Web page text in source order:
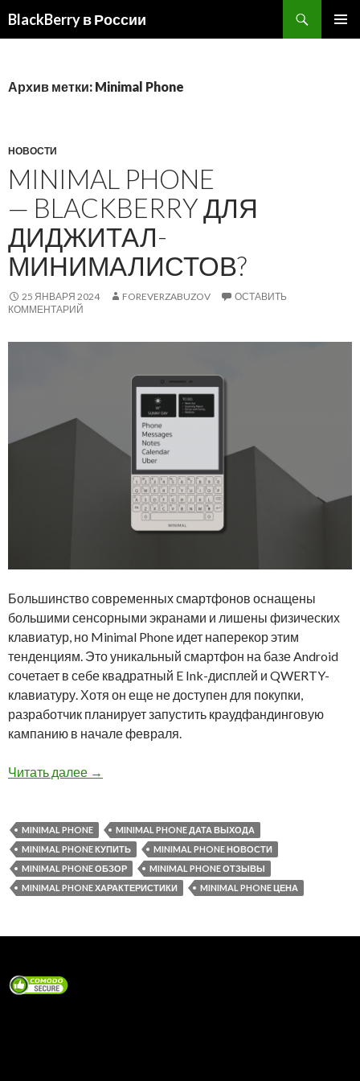
BlackBerry в России
Архив метки: Minimal Phone
НОВОСТИ
MINIMAL PHONE
— BLACKBERRY ДЛЯ
ДИДЖИТАЛ-
МИНИМАЛИСТОВ?
25 ЯНВАРЯ 2024 FOREVERZABUZOV
ОСТАВИТЬ
КОММЕНТАРИЙ
Большинство современных смартфонов оснащены
большими сенсорными экранами и лишены физических
клавиатур, но Minimal Phone идет наперекор этим
тенденциям. Это уникальный смартфон на базе Android
сочетает в себе квадратный E Ink-дисплей и QWERTY-
клавиатуру. Хотя он еще не доступен для покупки,
разработчик планирует запустить краудфандинговую
кампанию в начале февраля.
Читать далее Minimal Phone — Blackberry для диджитал-
→
MINIMAL PHONE
MINIMAL PHONE ДАТА ВЫХОДА
MINIMAL PHONE КУПИТЬ
MINIMAL PHONE НОВОСТИ
MINIMAL PHONE ОБЗОР
MINIMAL PHONE ОТЗЫВЫ
MINIMAL PHONE ХАРАКТЕРИСТИКИ
MINIMAL PHONE ЦЕНА